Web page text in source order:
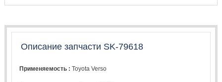
Описание запчасти SK-79618
Применяемость :Toyota Verso